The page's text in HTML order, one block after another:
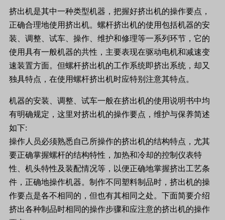
挤出机是其中一种类型机器，把握好挤出机的操作要点，
正确合理地使用挤出机。螺杆挤出机的使用包括机器的安
装、调整、试车、操作、维护和修理等一系列环节，它的
使用具有一般机器的共性，主要表现在驱动电机和减速变
速装置方面。但螺杆挤出机的工作系统即挤出系统，却又
独具特点，在使用螺杆挤出机时应特别注意其特点。
机器的安装、调整、试车一般在挤出机的使用说明书中均
有明确规定，这里对挤出机的操作要点，维护与保养简述
如下:
操作人员必须熟悉自己所操作的挤出机的结构特点，尤其
要正确掌握螺杆的结构特性，加热和冷却的控制仪表特
性、机头特性及装配情况等，以便正确地掌握挤出工艺条
件，正确地操作机器。制作不同塑料制品时，挤出机的操
作要点是各不相同的，但也有其相同之处。下面简要介绍
挤出各种制品时相同的操作步骤和应注意的挤出机的操作